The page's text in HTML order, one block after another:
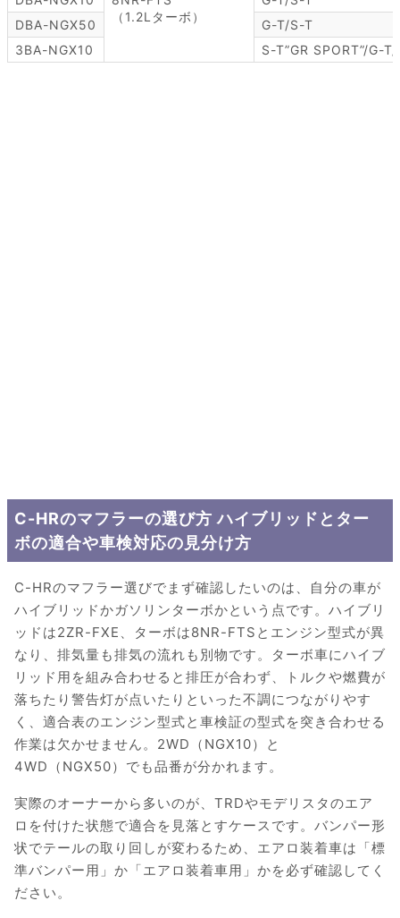
（1.2Lターボ）
DBA-NGX50
G-T/S-T
3BA-NGX10
S-T”GR SPORT”/G-
C-HRのマフラーの選び方 ハイブリッドとター
ボの適合や車検対応の見分け方
C-HRのマフラー選びでまず確認したいのは、自分の車が
ハイブリッドかガソリンターボかという点です。ハイブリ
ッドは2ZR-FXE、ターボは8NR-FTSとエンジン型式が異
なり、排気量も排気の流れも別物です。ターボ車にハイブ
リッド用を組み合わせると排圧が合わず、トルクや燃費が
落ちたり警告灯が点いたりといった不調につながりやす
く、適合表のエンジン型式と車検証の型式を突き合わせる
作業は欠かせません。2WD（NGX10）と
4WD（NGX50）でも品番が分かれます。
実際のオーナーから多いのが、TRDやモデリスタのエア
ロを付けた状態で適合を見落とすケースです。バンパー形
状でテールの取り回しが変わるため、エアロ装着車は「標
準バンパー用」か「エアロ装着車用」かを必ず確認してく
ださい。